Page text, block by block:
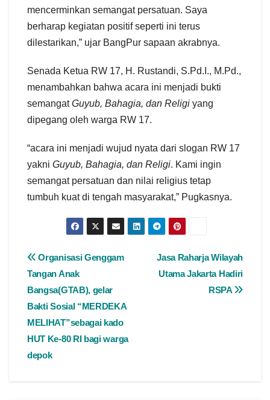
mencerminkan semangat persatuan. Saya
berharap kegiatan positif seperti ini terus
dilestarikan,” ujar BangPur sapaan akrabnya.
Senada Ketua RW 17, H. Rustandi, S.Pd.I., M.Pd.,
menambahkan bahwa acara ini menjadi bukti
semangatGuyub, Bahagia, dan Religi yang
dipegang oleh warga RW 17.
“acara ini menjadi wujud nyata dari slogan RW 17
yakni Guyub, Bahagia, dan Religi. Kami ingin
semangat persatuan dan nilai religius tetap
tumbuh kuat di tengah masyarakat,” Pugkasnya.
Jasa Raharja Wilayah
Utama Jakarta Hadiri
RSPA
Organisasi Genggam
Tangan Anak
Bangsa(GTAB), gelar
Bakti Sosial “MERDEKA
MELIHAT”sebagai kado
HUT Ke-80 RI bagi warga
depok